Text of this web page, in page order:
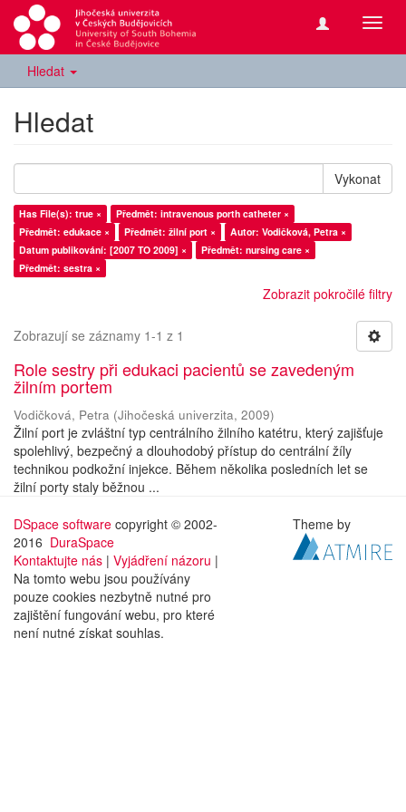
Hledat
Hledat
Vykonat
Has File(s): true ×
Předmět: intravenous porth catheter ×
Předmět: edukace ×
Předmět: žilní port ×
Autor: Vodičková, Petra ×
Datum publikování: [2007 TO 2009] ×
Předmět: nursing care ×
Předmět: sestra ×
Zobrazit pokročilé filtry
Zobrazují se záznamy 1-1 z 1
Role sestry při edukaci pacientů se zavedeným
žilním portem
Vodičková, Petra (Jihočeská univerzita, 2009)
Žilní port je zvláštní typ centrálního žilního katétru, který zajišťuje
spolehlivý, bezpečný a dlouhodobý přístup do centrální žíly
technikou podkožní injekce. Během několika posledních let se
žilní porty staly běžnou ...
DSpace software copyright © 2002-
2016 DuraSpace
Kontaktujte nás | Vyjádření názoru |
Na tomto webu jsou používány
pouze cookies nezbytně nutné pro
zajištění fungování webu, pro které
není nutné získat souhlas.
Theme by